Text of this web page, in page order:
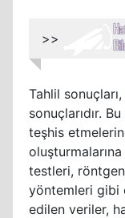
>>
Tahlil
sonuçlarıdır.
teşhis
testleri,
yöntemleri gibi
edilen veriler,